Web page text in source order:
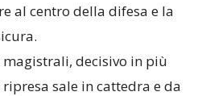
al centro della difesa e la
magistrali, decisivo in più
ripresa sale in cattedra e da